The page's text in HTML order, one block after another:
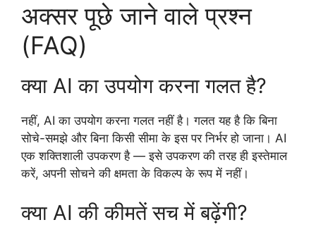
अक्सर पूछे जाने वाले प्रश्न
(FAQ)
क्या AI का उपयोग करना गलत है?
नहीं, AI का उपयोग करना गलत नहीं है। गलत यह है कि बिना
सोचे-समझे और बिना किसी सीमा के इस पर निर्भर हो जाना। AI
एक शक्तिशाली उपकरण है — इसे उपकरण की तरह ही इस्तेमाल
करें, अपनी सोचने की क्षमता के विकल्प के रूप में नहीं।
क्या AI की कीमतें सच में बढ़ेंगी?